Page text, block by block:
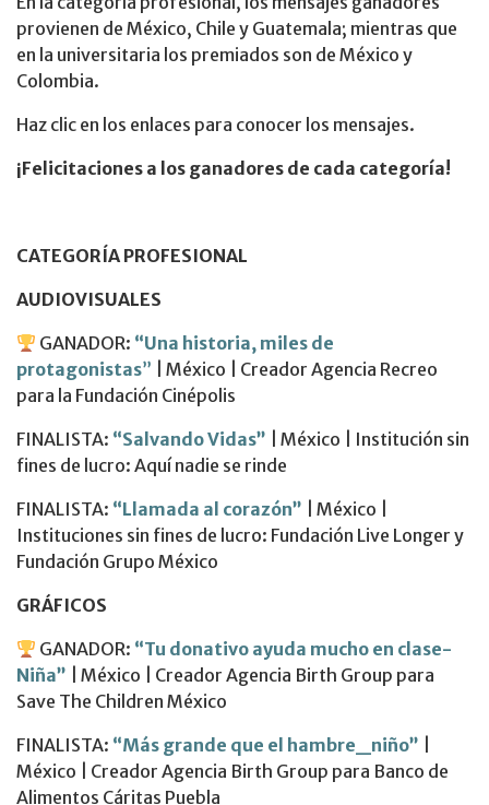
provienen de México, Chile y Guatemala; mientras que
en la universitaria los premiados son de México y
Colombia.
Haz clic en los enlaces para conocer los mensajes.
¡Felicitaciones a los ganadores de cada categoría!
CATEGORÍA PROFESIONAL
AUDIOVISUALES
GANADOR: “Una historia, miles de
protagonistas” | México | Creador Agencia Recreo
para la Fundación Cinépolis
FINALISTA: “Salvando Vidas”
| México | Institución sin
fines de lucro: Aquí nadie se rinde
FINALISTA: “Llamada al corazón”
| México |
Instituciones sin fines de lucro: Fundación Live Longer y
Fundación Grupo México
GRÁFICOS
GANADOR: “Tu donativo ayuda mucho en clase-
Niña”
| México | Creador Agencia Birth Group para
Save The Children México
FINALISTA: “Más grande que el hambre_niño”
México | Creador Agencia Birth Group para Banco de
Alimentos Cáritas Puebla